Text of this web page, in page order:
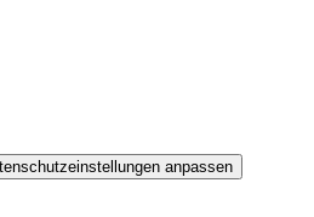
anpassen